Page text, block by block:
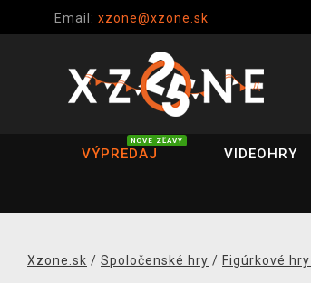
Email: xzone@xzone.sk
VÝPREDAJ
NOVÉ ZĽAVY
VIDEOHRY
Xzone.sk / Spoločenské hry / Figúrkové hry